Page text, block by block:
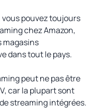
vous pouvez toujours
chez Amazon,
magasins
dans tout le pays.
peut ne pas être
car la plupart sont
streaming intégrées.